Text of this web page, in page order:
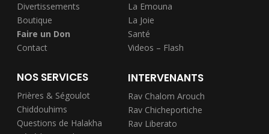
Divertissements
Boutique
Faire un Don
Contact
La Emouna
La Joie
Santé
Videos – Flash
NOS SERVICES
Prières & Ségoulot
Chiddouhims
Questions de Halakha
INTERVENANTS
Rav Chalom Arouch
Rav Chicheportiche
Rav Liberato